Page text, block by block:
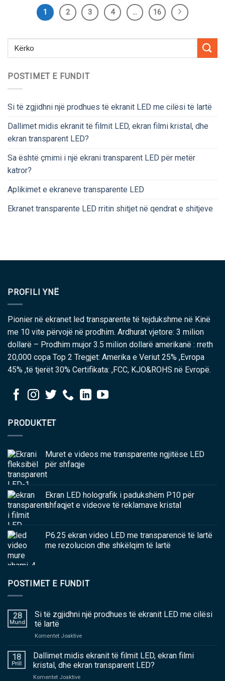
POSTIMET E FUNDIT
Si të zgjidhni një prodhues të ekranit LED me cilësi të lartë
Dallimet midis ekranit të filmit LED, ekran filmi kristal, dhe
ekran transparent LED?
Sa është çmimi i një ekrani transparent LED për metër
katror?
Aplikimet e ekraneve transparente LED
Ekranet transparente LED rritin shitjet në qendrat e shitjeve
1 2 3 4 … 16
PROFILI YNË
Pionier në ekranet led transparente të tejdukshme në Kinë
me 10 vite përvojë në prodhim. Ardhurat vjetore: 3 milion
dollarë – Prodhim mujor 3.5 milion dollarë amerikanë : rreth
20,000 copa Top 2 Tregjet: Amerika e Veriut 25% ,Evropa
45% ,të tjerët 30% Certifikata: ,FCC, KJO&ROHS në Evropë.
PRODUKTET
Muret e videos me transparente ngjitëse LED
për shfaqje
Ekran LED holografik i padukshëm P10 për
shfaqjet e videove të reklamave kristal
P6.25 ekran video LED me transparencë të lartë
me rezolucion dhe shkëlqim të lartë
POSTIMET E FUNDIT
28
Mund
Si të zgjidhni një prodhues të ekranit LED me cilësi
të lartë
Komentet Joaktivenë
të
zgjidhni
një
18
Prill
Dallimet midis ekranit të filmit LED, ekran filmi
kristal, dhe ekran transparent LED?
Komentet Joaktivenë